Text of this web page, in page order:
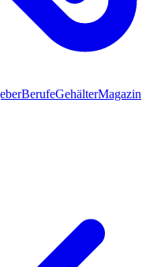
BerufeGehälterMagazin